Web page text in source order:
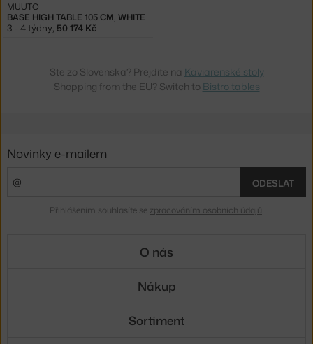
BASE HIGH TABLE 105 CM, WHITE
MUUTO
3 - 4 týdny, 50 174 Kč
Ste zo Slovenska? Prejdite na Kaviarenské stoly
Shopping from the EU? Switch to Bistro tables
Novinky e-mailem
ODESLAT
Přihlášením souhlasíte se zpracováním osobních údajů
O nás
Nákup
Sortiment